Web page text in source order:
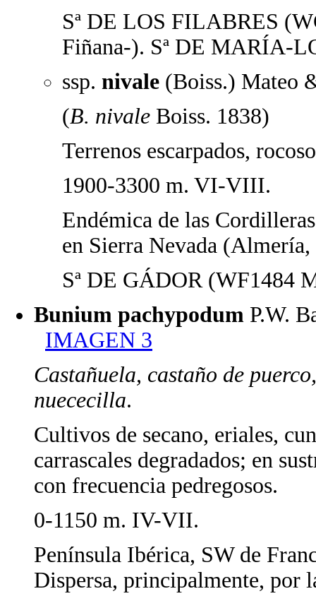
Sª DE LOS FILABRES
Fiñana-). Sª DE MARÍA-
ssp. nivale (Boiss.) Mateo
(B. nivale Boiss. 1838)
Terrenos escarpados,
1900-3300 m. VI-VIII.
Endémica de las
en Sierra Nevada
Sª DE GÁDOR (WF1484
Bunium pachypodum P.W.
IMAGEN 3
Castañuela, castaño de
nuececilla.
Cultivos de secano, eriales,
carrascales degradados; en
con frecuencia pedregosos.
0-1150 m. IV-VII.
Península Ibérica, SW de
Dispersa, principalmente, por